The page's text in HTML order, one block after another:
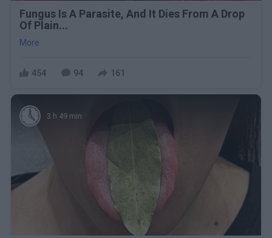
Fungus Is A Parasite, And It Dies From A Drop
Of Plain...
More
454 94 161
3 h 49 min